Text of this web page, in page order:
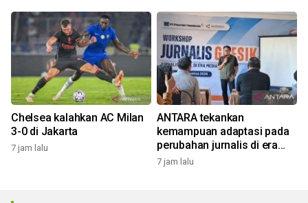
Chelsea kalahkan AC Milan
3-0 di Jakarta
7 jam lalu
ANTARA tekankan
kemampuan adaptasi pada
perubahan jurnalis di era
digital
7 jam lalu